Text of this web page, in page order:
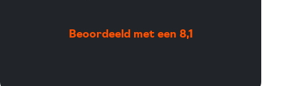
Beoordeeld met een 8,1